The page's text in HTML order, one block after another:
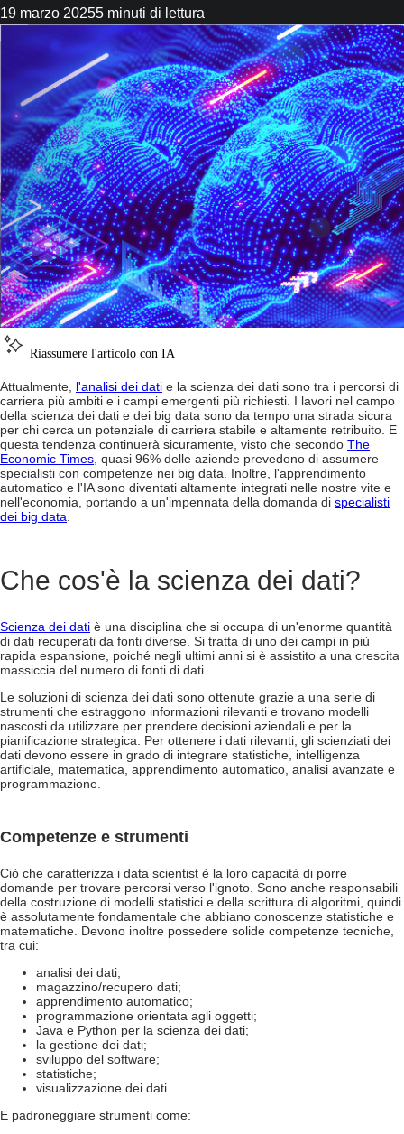
19 marzo 20255 minuti di lettura
Riassumere l'articolo con IA
Attualmente, l'analisi dei dati e la scienza dei dati sono tra i percorsi di
carriera più ambiti e i campi emergenti più richiesti. I lavori nel campo
della scienza dei dati e dei big data sono da tempo una strada sicura
per chi cerca un potenziale di carriera stabile e altamente retribuito. E
questa tendenza continuerà sicuramente, visto che secondo The
Economic Times , quasi 96% delle aziende prevedono di assumere
specialisti con competenze nei big data. Inoltre, l'apprendimento
automatico e l'IA sono diventati altamente integrati nelle nostre vite e
nell'economia, portando a un'impennata della domanda di specialisti
dei big data
Che cos'è la scienza dei dati?
Scienza dei dati è una disciplina che si occupa di un'enorme quantità
di dati recuperati da fonti diverse. Si tratta di uno dei campi in più
rapida espansione, poiché negli ultimi anni si è assistito a una crescita
massiccia del numero di fonti di dati.
Le soluzioni di scienza dei dati sono ottenute grazie a una serie di
strumenti che estraggono informazioni rilevanti e trovano modelli
nascosti da utilizzare per prendere decisioni aziendali e per la
pianificazione strategica. Per ottenere i dati rilevanti, gli scienziati dei
dati devono essere in grado di integrare statistiche, intelligenza
artificiale, matematica, apprendimento automatico, analisi avanzate e
programmazione.
Competenze e strumenti
Ciò che caratterizza i data scientist è la loro capacità di porre
domande per trovare percorsi verso l'ignoto. Sono anche responsabili
della costruzione di modelli statistici e della scrittura di algoritmi, quindi
è assolutamente fondamentale che abbiano conoscenze statistiche e
matematiche. Devono inoltre possedere solide competenze tecniche,
tra cui:
analisi dei dati;
magazzino/recupero dati;
apprendimento automatico;
programmazione orientata agli oggetti;
Java e Python per la scienza dei dati;
la gestione dei dati;
sviluppo del software;
statistiche;
visualizzazione dei dati.
E padroneggiare strumenti come: